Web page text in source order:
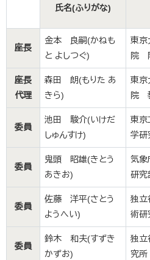
氏名(ふりがな)
座長
金本 良嗣(かねも
と よしつぐ)
東京
院
座長
代理
森田 朗(もりた あ
きら)
東京
院
委員
池田 駿介(いけだ
しゅんすけ)
東京
学
委員
鬼頭 昭雄(きとう
あきお)
気
研究
委員
佐藤 洋平(さとう
ようへい)
独立
術
委員
鈴木 和夫(すずき
かずお)
独立
究